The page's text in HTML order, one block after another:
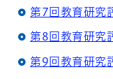
第7回教育研究
第8回教育研究
第9回教育研究